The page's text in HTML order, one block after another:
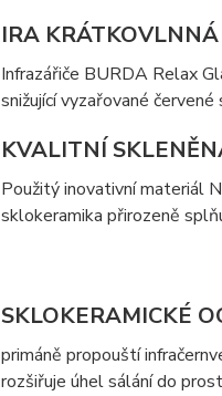
IRA
Infrazářiče BURDA Relax
snižující vyzařované
KVALITNÍ
Použitý inovativní materiál
sklokeramika přirozeně
SKLOKERAMICKÉ
primáně propouští
rozšiřuje úhel sálání do